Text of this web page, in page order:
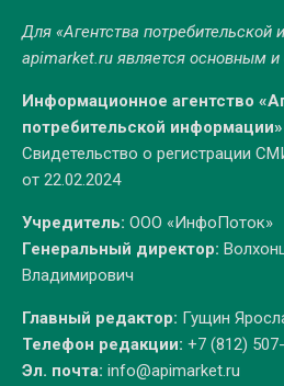
Для «Агентства
apimarket.ruявляется основным
Информационное агентство
потребительской информации»
Свидетельство о регистрации
от 22.02.2024
Учредитель: ООО «ИнфоПоток»
Генеральный директор:
Владимирович
Главный редактор: Гущин
Телефон редакции: +7 (812)
Эл. почта: info@apimarket.ru